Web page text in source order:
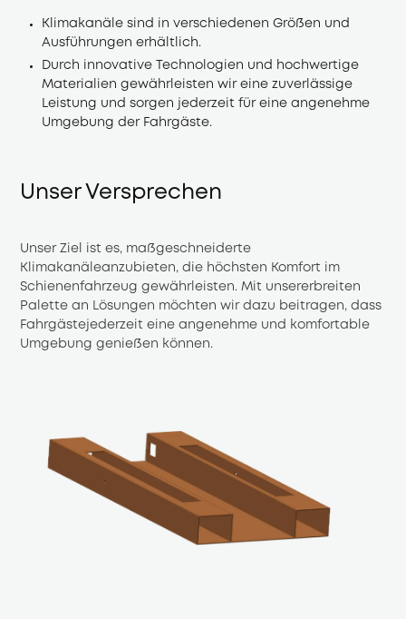
Klimakanäle sind in verschiedenen Größen und
Ausführungen erhältlich.
Durch innovative Technologien und hochwertige
Materialien gewährleisten wir eine zuverlässige
Leistung und sorgen jederzeit für eine angenehme
Umgebung der Fahrgäste.
Unser Versprechen
Unser Ziel ist es, maßgeschneiderte
Klimakanäleanzubieten, die höchsten Komfort im
Schienenfahrzeug gewährleisten. Mit unsererbreiten
Palette an Lösungen möchten wir dazu beitragen, dass
Fahrgästejederzeit eine angenehme und komfortable
Umgebung genießen können.